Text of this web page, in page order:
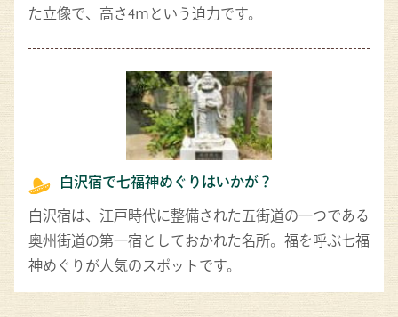
た立像で、高さ4ｍという迫力です。
白沢宿で七福神めぐりはいかが？
白沢宿は、江戸時代に整備された五街道の一つである
奥州街道の第一宿としておかれた名所。福を呼ぶ七福
神めぐりが人気のスポットです。